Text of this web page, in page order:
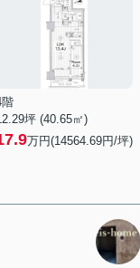
坪 (40.65㎡)
万円(14564.69円/坪)